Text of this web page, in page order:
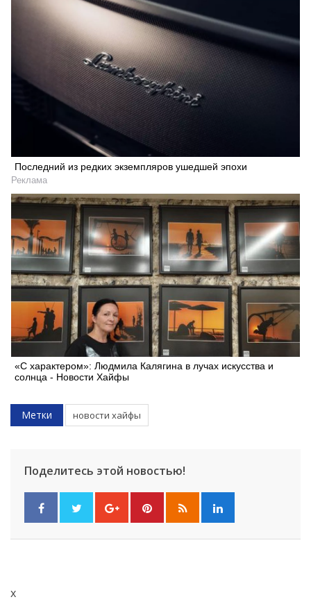
Искать
Последний из редких экземпляров ушедшей эпохи
Реклама
«С характером»: Людмила Калягина в лучах искусства и
солнца - Новости Хайфы
Метки новости хайфы
Поделитесь этой новостью!
x